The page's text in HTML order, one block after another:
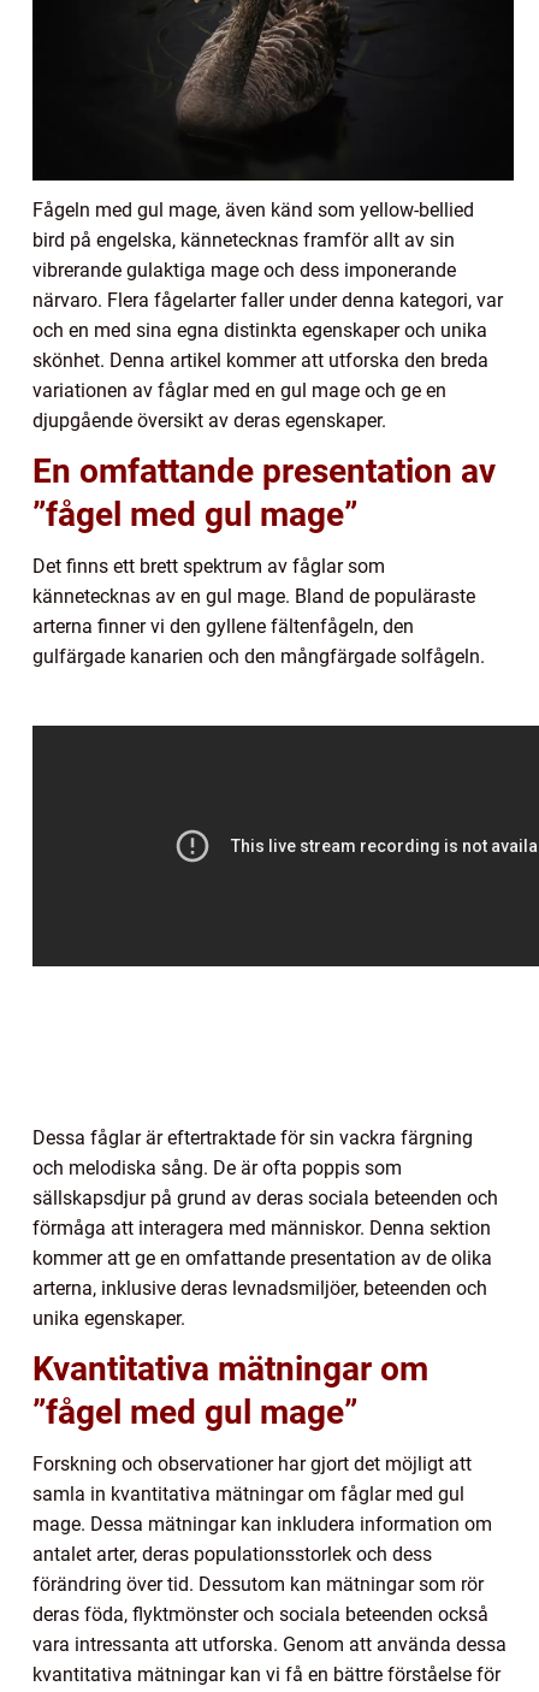
Fågeln med gul mage, även känd som yellow-bellied
bird på engelska, kännetecknas framför allt av sin
vibrerande gulaktiga mage och dess imponerande
närvaro. Flera fågelarter faller under denna kategori, var
och en med sina egna distinkta egenskaper och unika
skönhet. Denna artikel kommer att utforska den breda
variationen av fåglar med en gul mage och ge en
djupgående översikt av deras egenskaper.
En omfattande presentation av
”fågel med gul mage”
Det finns ett brett spektrum av fåglar som
kännetecknas av en gul mage. Bland de populäraste
arterna finner vi den gyllene fältenfågeln, den
gulfärgade kanarien och den mångfärgade solfågeln.
Dessa fåglar är eftertraktade för sin vackra färgning
och melodiska sång. De är ofta poppis som
sällskapsdjur på grund av deras sociala beteenden och
förmåga att interagera med människor. Denna sektion
kommer att ge en omfattande presentation av de olika
arterna, inklusive deras levnadsmiljöer, beteenden och
unika egenskaper.
Kvantitativa mätningar om
”fågel med gul mage”
Forskning och observationer har gjort det möjligt att
samla in kvantitativa mätningar om fåglar med gul
mage. Dessa mätningar kan inkludera information om
antalet arter, deras populationsstorlek och dess
förändring över tid. Dessutom kan mätningar som rör
deras föda, flyktmönster och sociala beteenden också
vara intressanta att utforska. Genom att använda dessa
kvantitativa mätningar kan vi få en bättre förståelse för